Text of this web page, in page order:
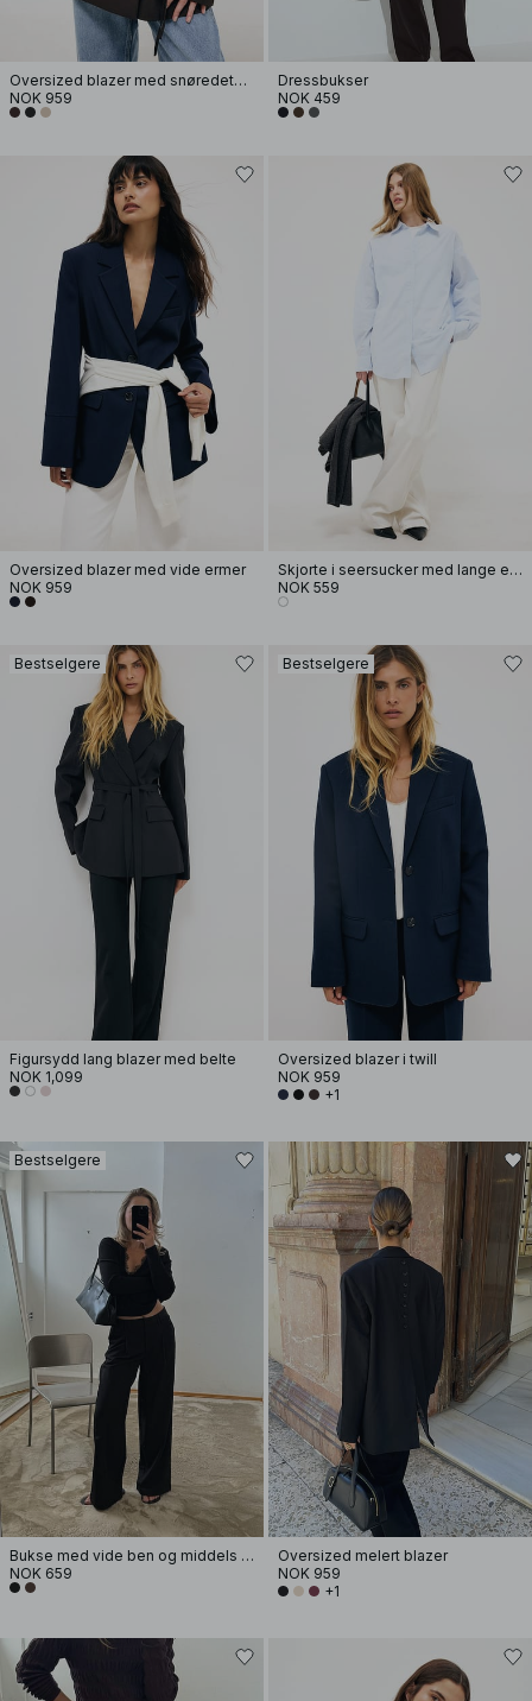
Oversized blazer med snøredetaljer
NOK 959
Dressbukser
NOK 459
Oversized blazer med vide ermer
NOK 959
Skjorte i seersucker med lange ermer
NOK 559
Bestselgere
Figursydd lang blazer med belte
NOK 1,099
Bestselgere
Oversized blazer i twill
NOK 959
+1
Bestselgere
Bukse med vide ben og middels liv
NOK 659
Oversized melert blazer
NOK 959
+1